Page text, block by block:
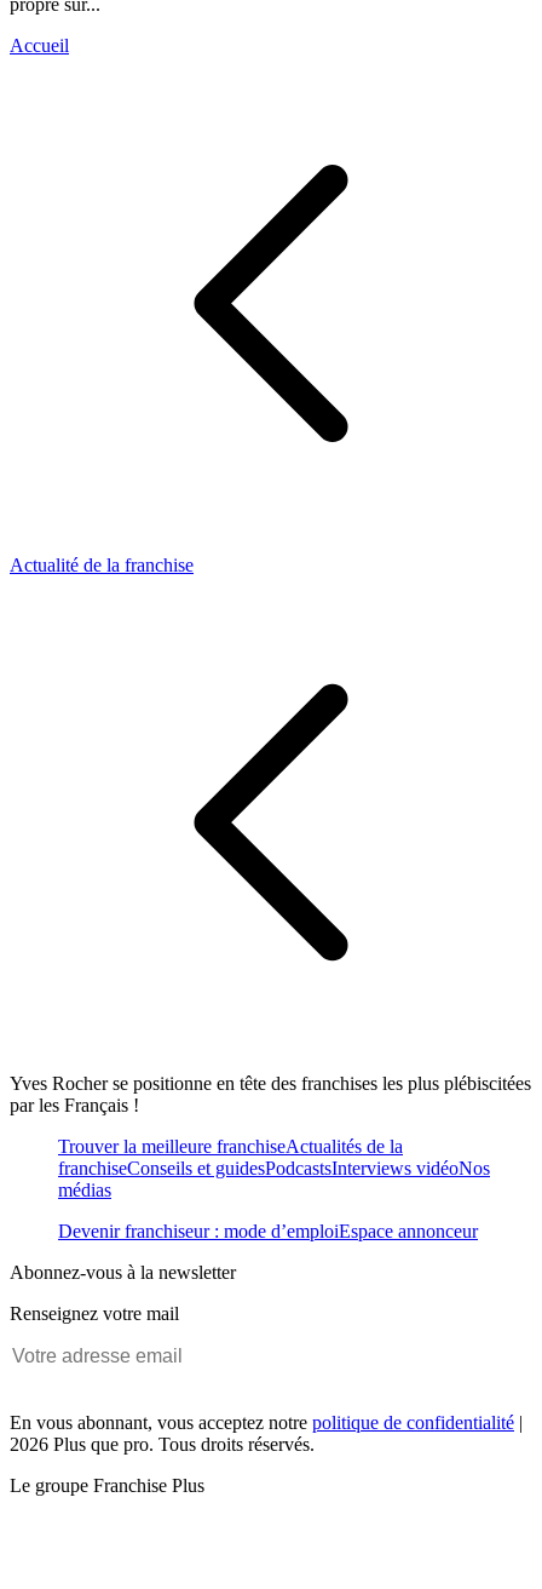
propre sur...
Accueil
Actualité de la franchise
Yves Rocher se positionne en tête des franchises les plus plébiscitées
par les Français !
Trouver la meilleure franchiseActualités de la
franchiseConseils et guidesPodcastsInterviews vidéoNos
médias
Devenir franchiseur : mode d’emploiEspace annonceur
Abonnez-vous à la newsletter
Renseignez votre mail
En vous abonnant, vous acceptez notre politique de confidentialité |
2026 Plus que pro. Tous droits réservés.
Le groupe Franchise Plus